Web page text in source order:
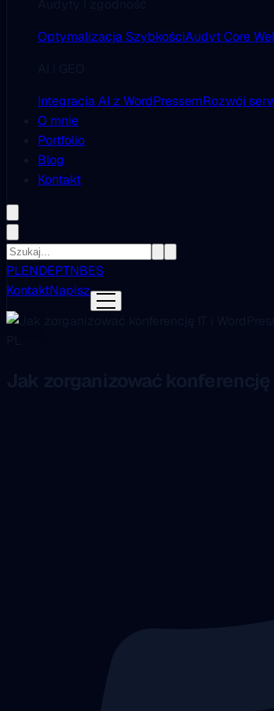
Optymalizacja SzybkościAudyt Core
Integracja AI z WordPressemRozwój
O mnie
Portfolio
Blog
Kontakt
PLENDEPTNBES
KontaktNapisz